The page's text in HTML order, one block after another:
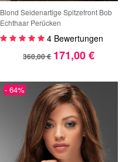
Blond Seidenartige Spitzefront Bob
Echthaar Perücken
4 Bewertungen
360,00 € 171,00 €
- 64%